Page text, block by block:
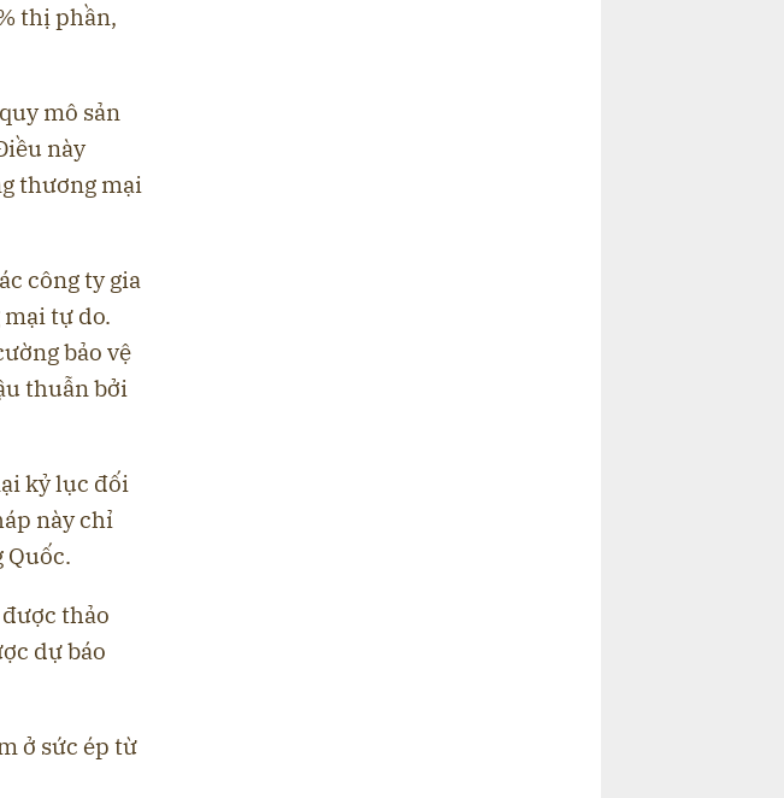
thị phần,
mô sản
này
thương mại
công ty gia
tự do.
bảo vệ
thuẫn bởi
kỷ lục đối
này chỉ
thảo
dự báo
ở sức ép từ